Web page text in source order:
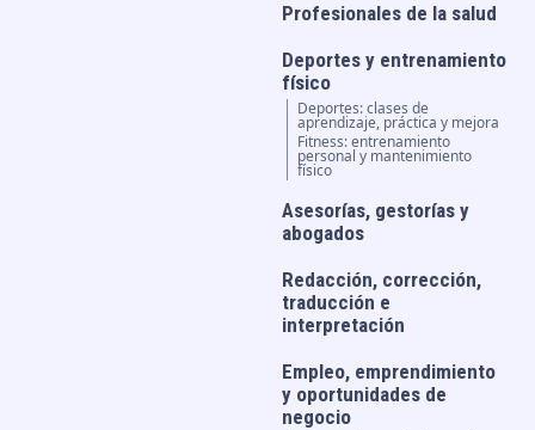
Profesionales de la salud
Deportes y entrenamiento
físico
Deportes: clases de
aprendizaje, práctica y mejora
Fitness: entrenamiento
personal y mantenimiento
físico
Asesorías, gestorías y
abogados
Redacción, corrección,
traducción e
interpretación
Empleo, emprendimiento
y oportunidades de
negocio